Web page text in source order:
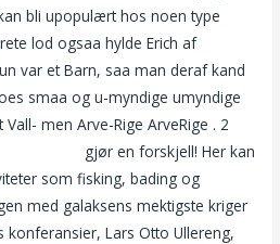
bli upopulært hos noen type
lod ogsaa hylde Erich af
var et Barn, saa man deraf kand
smaa og u-myndige umyndige
men Arve-Rige ArveRige . 2
gjør en forskjell! Her kan
som fisking, bading og
med galaksens mektigste kriger
konferansier, Lars Otto Ullereng,